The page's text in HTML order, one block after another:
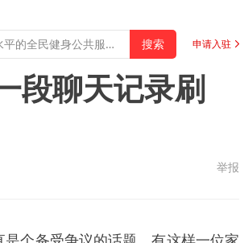
申请入驻
段聊天记录刷
举报